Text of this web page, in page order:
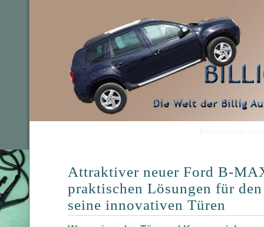
Attraktiver neuer Ford B-
praktischen Lösungen für
seine innovativen Türen